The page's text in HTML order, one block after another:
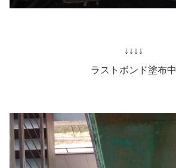
↓↓↓↓
ラストボンド塗布中